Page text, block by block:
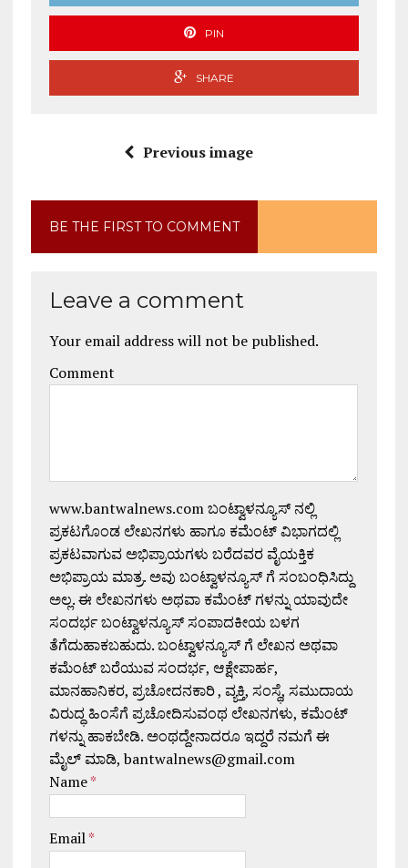
PIN
SHARE
Previous image
BE THE FIRST TO COMMENT
Leave a comment
Your email address will not be published.
Comment
www.bantwalnews.com ಬಂಟ್ವಾಳನ್ಯೂಸ್ ನಲ್ಲಿ
ಪ್ರಕಟಗೊಂಡ ಲೇಖನಗಳು ಹಾಗೂ ಕಮೆಂಟ್ ವಿಭಾಗದಲ್ಲಿ
ಪ್ರಕಟವಾಗುವ ಅಭಿಪ್ರಾಯಗಳು ಬರೆದವರ ವೈಯಕ್ತಿಕ
ಅಭಿಪ್ರಾಯ ಮಾತ್ರ. ಅವು ಬಂಟ್ವಾಳನ್ಯೂಸ್ ಗೆ ಸಂಬಂಧಿಸಿದ್ದು
ಅಲ್ಲ. ಈ ಲೇಖನಗಳು ಅಥವಾ ಕಮೆಂಟ್ ಗಳನ್ನು ಯಾವುದೇ
ಸಂದರ್ಭ ಬಂಟ್ವಾಳನ್ಯೂಸ್ ಸಂಪಾದಕೀಯ ಬಳಗ
ತೆಗೆದುಹಾಕಬಹುದು. ಬಂಟ್ವಾಳನ್ಯೂಸ್ ಗೆ ಲೇಖನ ಅಥವಾ
ಕಮೆಂಟ್ ಬರೆಯುವ ಸಂದರ್ಭ, ಆಕ್ಷೇಪಾರ್ಹ,
ಮಾನಹಾನಿಕರ, ಪ್ರಚೋದನಕಾರಿ , ವ್ಯಕ್ತಿ, ಸಂಸ್ಥೆ, ಸಮುದಾಯ
ವಿರುದ್ಧ ಹಿಂಸೆಗೆ ಪ್ರಚೋದಿಸುವಂಥ ಲೇಖನಗಳು, ಕಮೆಂಟ್
ಗಳನ್ನು ಹಾಕಬೇಡಿ. ಅಂಥದ್ದೇನಾದರೂ ಇದ್ದರೆ ನಮಗೆ ಈ
ಮೈಲ್ ಮಾಡಿ, bantwalnews@gmail.com
Name*
Email*